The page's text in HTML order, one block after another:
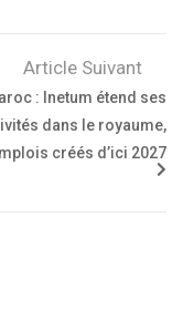
Article Suivant
: Inetum étend ses
dans le royaume,
créés d’ici 2027